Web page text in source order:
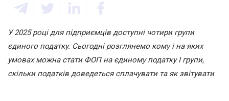
У 2025 році для підприємців доступні чотири групи
єдиного податку. Сьогодні розглянемо кому і на яких
умовах можна стати ФОП на єдиному податку І групи,
скільки податків доведеться сплачувати та як звітувати